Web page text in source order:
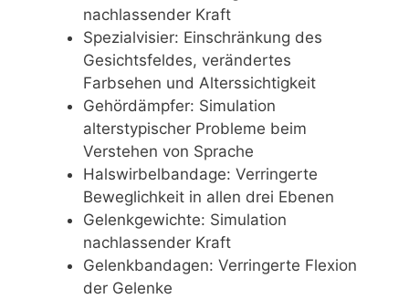
nachlassender Kraft
Spezialvisier: Einschränkung des
Gesichtsfeldes, verändertes
Farbsehen und Alterssichtigkeit
Gehördämpfer: Simulation
alterstypischer Probleme beim
Verstehen von Sprache
Halswirbelbandage: Verringerte
Beweglichkeit in allen drei Ebenen
Gelenkgewichte: Simulation
nachlassender Kraft
Gelenkbandagen: Verringerte Flexion
der Gelenke